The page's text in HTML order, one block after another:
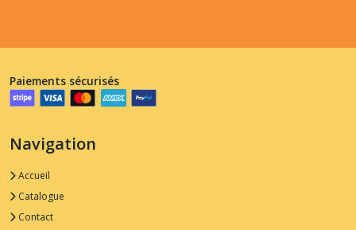
Paiements sécurisés
Navigation
Accueil
Catalogue
Contact